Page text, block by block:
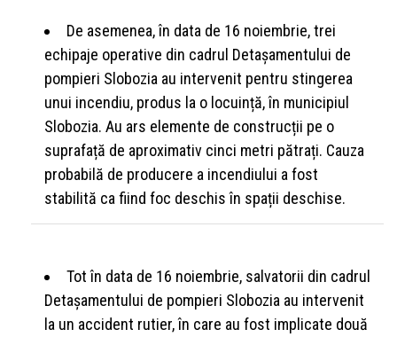
De asemenea, în data de 16 noiembrie, trei
echipaje operative din cadrul Detașamentului de
pompieri Slobozia au intervenit pentru stingerea
unui incendiu, produs la o locuință, în municipiul
Slobozia. Au ars elemente de construcții pe o
suprafață de aproximativ cinci metri pătrați. Cauza
probabilă de producere a incendiului a fost
stabilită ca fiind foc deschis în spații deschise.
Tot în data de 16 noiembrie, salvatorii din cadrul
Detașamentului de pompieri Slobozia au intervenit
la un accident rutier, în care au fost implicate două